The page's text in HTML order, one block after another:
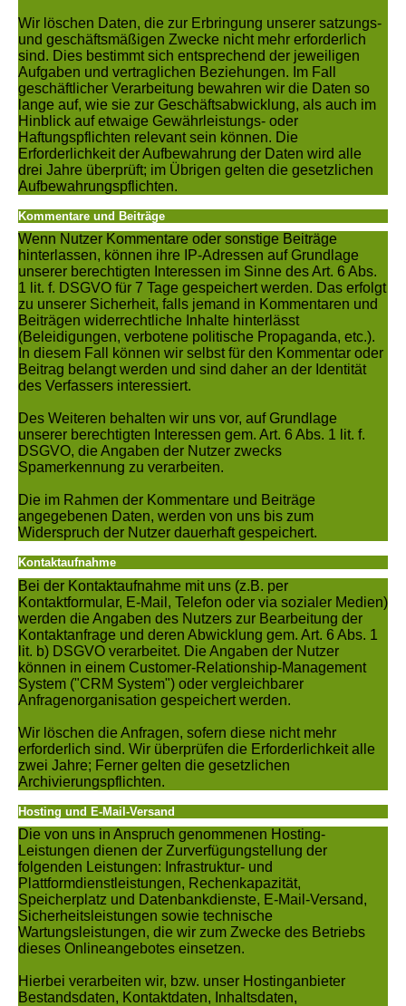
Wir löschen Daten, die zur Erbringung unserer satzungs-
und geschäftsmäßigen Zwecke nicht mehr erforderlich
sind. Dies bestimmt sich entsprechend der jeweiligen
Aufgaben und vertraglichen Beziehungen. Im Fall
geschäftlicher Verarbeitung bewahren wir die Daten so
lange auf, wie sie zur Geschäftsabwicklung, als auch im
Hinblick auf etwaige Gewährleistungs- oder
Haftungspflichten relevant sein können. Die
Erforderlichkeit der Aufbewahrung der Daten wird alle
drei Jahre überprüft; im Übrigen gelten die gesetzlichen
Aufbewahrungspflichten.
Kommentare und Beiträge
Wenn Nutzer Kommentare oder sonstige Beiträge
hinterlassen, können ihre IP-Adressen auf Grundlage
unserer berechtigten Interessen im Sinne des Art. 6 Abs.
1 lit. f. DSGVO für 7 Tage gespeichert werden. Das erfolgt
zu unserer Sicherheit, falls jemand in Kommentaren und
Beiträgen widerrechtliche Inhalte hinterlässt
(Beleidigungen, verbotene politische Propaganda, etc.).
In diesem Fall können wir selbst für den Kommentar oder
Beitrag belangt werden und sind daher an der Identität
des Verfassers interessiert.
Des Weiteren behalten wir uns vor, auf Grundlage
unserer berechtigten Interessen gem. Art. 6 Abs. 1 lit. f.
DSGVO, die Angaben der Nutzer zwecks
Spamerkennung zu verarbeiten.
Die im Rahmen der Kommentare und Beiträge
angegebenen Daten, werden von uns bis zum
Widerspruch der Nutzer dauerhaft gespeichert.
Kontaktaufnahme
Bei der Kontaktaufnahme mit uns (z.B. per
Kontaktformular, E-Mail, Telefon oder via sozialer Medien)
werden die Angaben des Nutzers zur Bearbeitung der
Kontaktanfrage und deren Abwicklung gem. Art. 6 Abs. 1
lit. b) DSGVO verarbeitet. Die Angaben der Nutzer
können in einem Customer-Relationship-Management
System ("CRM System") oder vergleichbarer
Anfragenorganisation gespeichert werden.
Wir löschen die Anfragen, sofern diese nicht mehr
erforderlich sind. Wir überprüfen die Erforderlichkeit alle
zwei Jahre; Ferner gelten die gesetzlichen
Archivierungspflichten.
Hosting und E-Mail-Versand
Die von uns in Anspruch genommenen Hosting-
Leistungen dienen der Zurverfügungstellung der
folgenden Leistungen: Infrastruktur- und
Plattformdienstleistungen, Rechenkapazität,
Speicherplatz und Datenbankdienste, E-Mail-Versand,
Sicherheitsleistungen sowie technische
Wartungsleistungen, die wir zum Zwecke des Betriebs
dieses Onlineangebotes einsetzen.
Hierbei verarbeiten wir, bzw. unser Hostinganbieter
Bestandsdaten, Kontaktdaten, Inhaltsdaten,